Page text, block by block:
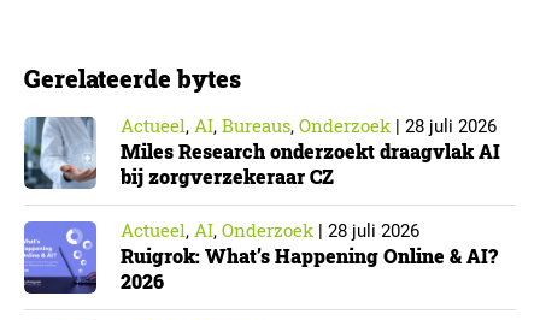
onderzoeksorganisatie. De toepasselijkheid…
Gerelateerde bytes
Actueel, AI, Bureaus, Onderzoek| 28 juli 2026
Miles Research onderzoekt draagvlak AI
bij zorgverzekeraar CZ
Actueel, AI, Onderzoek| 28 juli 2026
Ruigrok: What’s Happening Online & AI?
2026